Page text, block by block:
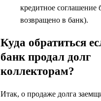
кредитное соглашение
возвращено в банк).
Куда обратиться
банк продал долг
коллекторам?
Итак, о продаже долга